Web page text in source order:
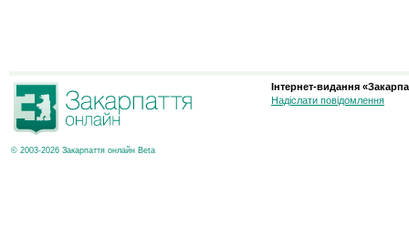
© 2003-2026 Закарпаття онлайн Beta
Інтернет-видання
Надіслати повідомлення